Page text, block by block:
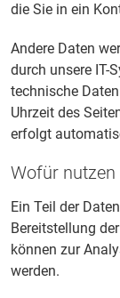
die Sie in ein
Andere Daten
durch unsere IT-
technische
Uhrzeit des
erfolgt
Wofür nutzen
Ein Teil der
Bereitstellung
können zur
werden.